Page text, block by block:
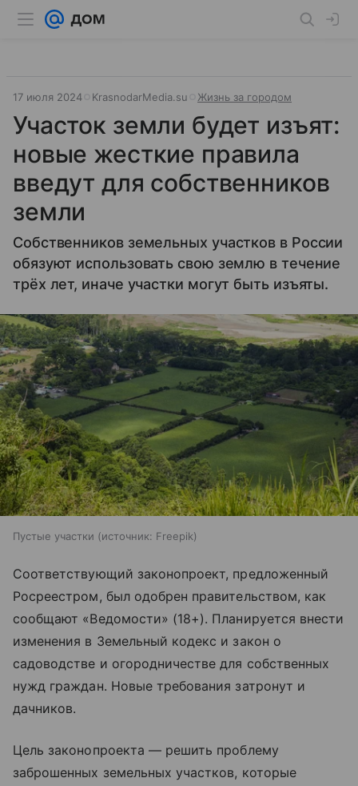
17 июля 2024 KrasnodarMedia.su Жизнь за городом
Участок земли будет изъят:
новые жесткие правила
введут для собственников
земли
Собственников земельных участков в России
обязуют использовать свою землю в течение
трёх лет, иначе участки могут быть изъяты.
Пустые участки источник: Freepik
Соответствующий законопроект, предложенный
Росреестром, был одобрен правительством, как
сообщают «Ведомости» (18+). Планируется внести
изменения в Земельный кодекс и закон о
садоводстве и огородничестве для собственных
нужд граждан. Новые требования затронут и
дачников.
Цель законопроекта — решить проблему
заброшенных земельных участков, которые